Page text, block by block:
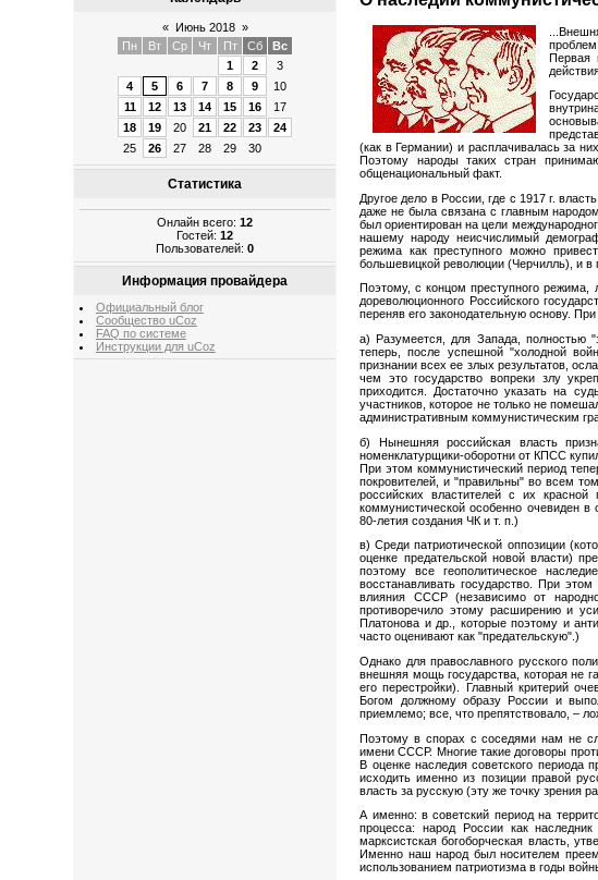
« Июнь 2018 »
Пн
Вт Ср Чт Пт Сб
Вс
1
2
3
4
5 6 7 8 9
10
11
12 13 14 15 16
17
18
19 20 21 22 23
24
25
26 27 28 29 30
Статистика
Онлайн всего:12
Гостей:12
Пользователей:0
Информация провайдера
Официальный блог
Сообщество uCoz
FAQ по системе
Инструкции для uCoz
Первая
(как в Германии) и расплачивалась за
Поэтому народы таких стран
общенациональный факт.
Другое дело в России, где с 1917 г.
даже не была связана с главным
был ориентирован на цели
нашему народу неисчислимый
режима как преступного можно
большевицкой революции (Черчилль), и в
Поэтому, с концом преступного режима,
дореволюционного Российского
переняв его законодательную основу.
а) Разумеется, для Запада, полностью
теперь, после успешной "холодной
признании всех ее злых результатов,
чем это государство вопреки злу
приходится. Достаточно указать на
участников, которое не только не
административным коммунистическим
б) Нынешняя российская власть
номенклатурщики-оборотни от КПСС
При этом коммунистический период
покровителей, и "правильны" во всем
российских властителей с их красной
коммунистической особенно очевиден
80-летия создания ЧК и т. п.)
в) Среди патриотической оппозиции
оценке предательской новой власти)
поэтому все геополитическое
восстанавливать государство. При
влияния СССР (независимо от
противоречило этому расширению и
Платонова и др., которые поэтому и
часто оценивают как "предательскую".)
Однако для православного русского
внешняя мощь государства, которая не
его перестройки). Главный критерий
Богом должному образу России и
приемлемо; все, что препятствовало, –
Поэтому в спорах с соседями нам не
имени СССР. Многие такие договоры
В оценке наследия советского периода
исходить именно из позиции правой
власть за русскую (эту же точку зрения
А именно: в советский период на
процесса: народ России как
марксистская богоборческая власть,
Именно наш народ был носителем
использованием патриотизма в годы